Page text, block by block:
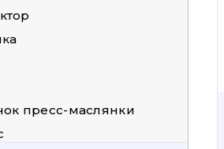
пресс-маслянки